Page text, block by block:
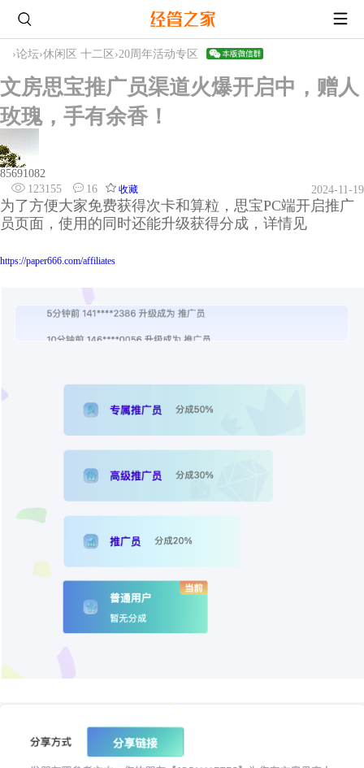
›论坛›休闲区 十二区 ›20周年活动专区
文房思宝推广员渠道火爆开启中，赠人
玫瑰，手有余香！
85691082
123155
16 收藏 2024-11-19
为了方便大家免费获得次卡和算粒，思宝PC端开启推广
员页面，使用的同时还能升级获得分成，详情见
https://paper666.com/affiliates